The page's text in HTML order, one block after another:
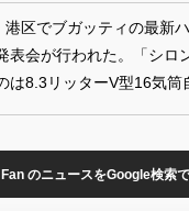
区でブガッティの最新
表会が行われた。「シロ
は8.3リッターV型16気筒
のニュースをGoogle検索